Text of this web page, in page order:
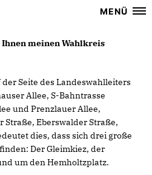
MENÜ
meinen Wahlkreis
Seite des Landeswahlleiters
Allee, S-Bahntrasse
und Prenzlauer Allee,
Straße, Eberswalder Straße,
dies, dass sich drei große
Der Gleimkiez, der
um den Hemholtzplatz.